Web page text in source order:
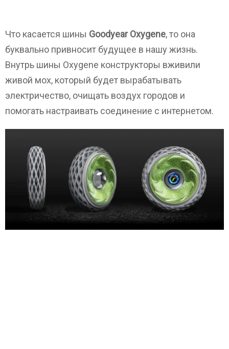
Что касается шины Goodyear Oxygene, то она
буквально привносит будущее в нашу жизнь.
Внутрь шины Oxygene конструкторы вживили
живой мох, который будет вырабатывать
электричество, очищать воздух городов и
помогать настраивать соединение с интернетом.